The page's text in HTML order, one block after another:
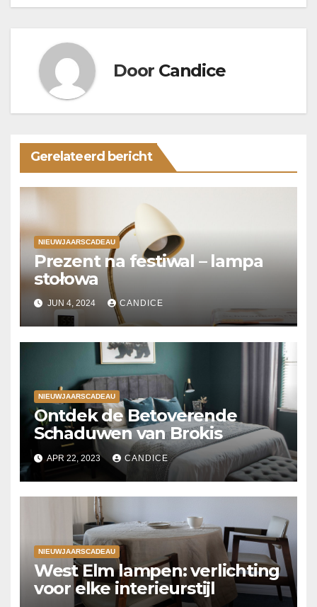
Door Candice
Gerelateerd bericht
NIEUWJAARSCADEAU
Prezent na festiwal – lampa
stołowa
JUN 4, 2024 CANDICE
NIEUWJAARSCADEAU
Ontdek de Betoverende
Schaduwen van Brokis
APR 22, 2023 CANDICE
NIEUWJAARSCADEAU
West Elm lampen: verlichting
voor elke interieurstijl